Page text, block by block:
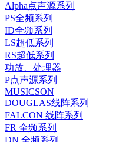
Alpha点声源系列
PS全频系列
ID全频系列
LS超低系列
RS超低系列
功放、处理器
P点声源系列
MUSICSON
DOUGLAS线阵系列
FALCON 线阵系列
FR 全频系列
DN 全频系列